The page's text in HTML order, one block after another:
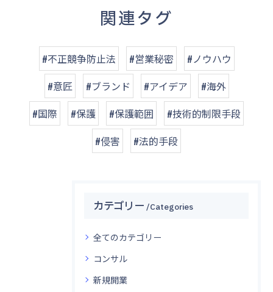
関連タグ
#不正競争防止法 #営業秘密
#ノウハウ
#意匠
#ブランド #アイデア
#海外
#国際
#保護 #保護範囲
#技術的制限手段
#侵害
#法的手段
カテゴリー Categories
全てのカテゴリー
コンサル
新規開業